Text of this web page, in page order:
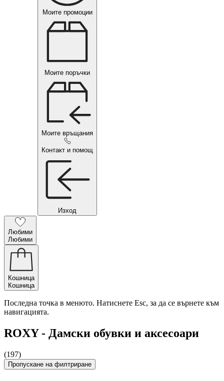
Моите промоции
Моите поръчки
Моите връщания
Контакт и помощ
Изход
Любими
Любими
Кошница
Кошница
Последна точка в менюто. Натиснете Esc, за да се върнете към
навигацията.
ROXY - Дамски обувки и аксесоари
(197)
Пропускане на филтриране